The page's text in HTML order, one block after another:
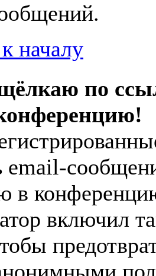
началу
по
email-
в
включил